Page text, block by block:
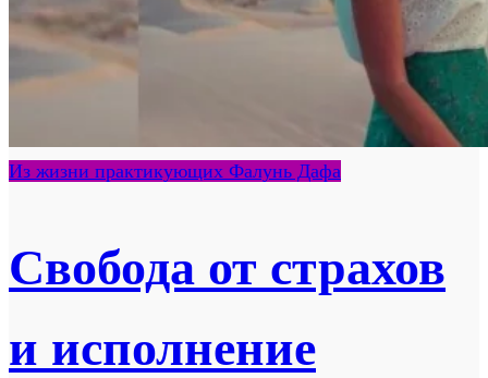
Из жизни практикующих Фалунь Дафа
Свобода от страхов
и исполнение